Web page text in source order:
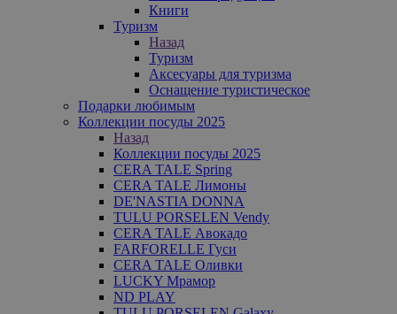
Книги
Туризм
Назад
Туризм
Аксесуары для туризма
Оснащение туристическое
Подарки любимым
Коллекции посуды 2025
Назад
Коллекции посуды 2025
CERA TALE Spring
CERA TALE Лимоны
DE'NASTIA DONNA
TULU PORSELEN Vendy
CERA TALE Авокадо
FARFORELLE Гуси
CERA TALE Оливки
LUCKY Мрамор
ND PLAY